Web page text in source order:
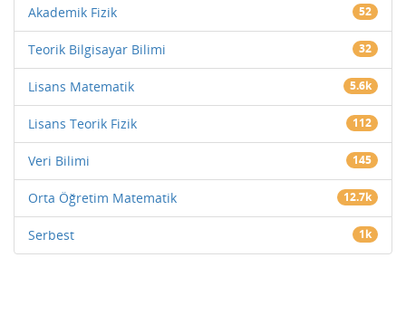
Akademik Fizik 52
Teorik Bilgisayar Bilimi 32
Lisans Matematik 5.6k
Lisans Teorik Fizik 112
Veri Bilimi 145
Orta Öğretim Matematik 12.7k
Serbest 1k